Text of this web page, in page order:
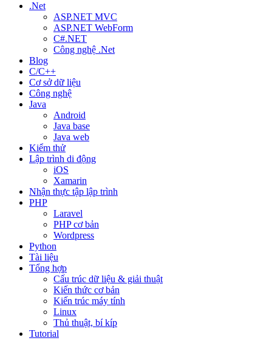
.Net
ASP.NET MVC
ASP.NET WebForm
C#.NET
Công nghệ .Net
Blog
C/C++
Cơ sở dữ liệu
Công nghệ
Java
Android
Java base
Java web
Kiểm thử
Lập trình di động
iOS
Xamarin
Nhận thực tập lập trình
PHP
Laravel
PHP cơ bản
Wordpress
Python
Tài liệu
Tổng hợp
Cấu trúc dữ liệu & giải thuật
Kiến thức cơ bản
Kiến trúc máy tính
Linux
Thủ thuật, bí kíp
Tutorial